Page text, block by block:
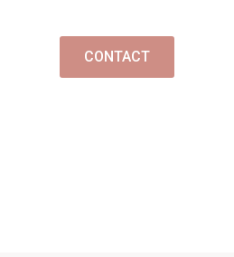
CONTACT